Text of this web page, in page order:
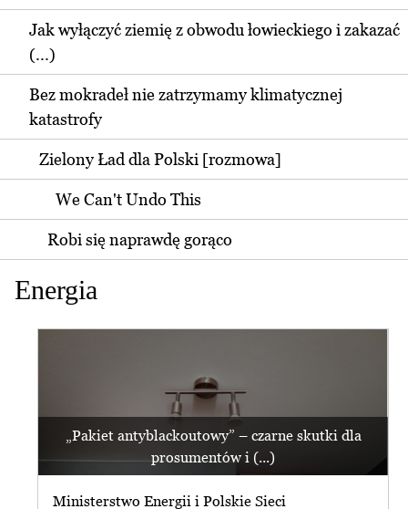
Jak wyłączyć ziemię z obwodu łowieckiego i zakazać
(...)
Bez mokradeł nie zatrzymamy klimatycznej
katastrofy
Zielony Ład dla Polski [rozmowa]
We Can't Undo This
Robi się naprawdę gorąco
Energia
„Pakiet antyblackoutowy” – czarne skutki dla
prosumentów i (...)
Ministerstwo Energii i Polskie Sieci